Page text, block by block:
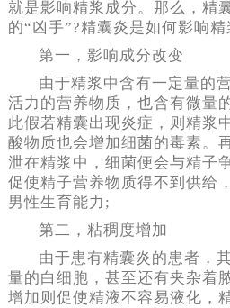
就是影响精浆成分。那么，精
的“凶手”?精囊炎是如何影响
第一，影响成分改变
由于精浆中含有一定量的
活力的营养物质，也含有微量
此假若精囊出现炎症，则精浆
酸物质也会增加细菌的毒素。
泄在精浆中，细菌便会与精子
促使精子营养物质得不到供给
男性生育能力;
第二，粘稠度增加
由于患有精囊炎的患者，
量的白细胞，甚至还有夹杂着
增加则促使精液不容易液化，